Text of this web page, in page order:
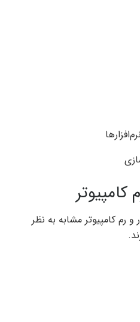
کامپیوتر
رم کامپیوتر مشابه به نظر